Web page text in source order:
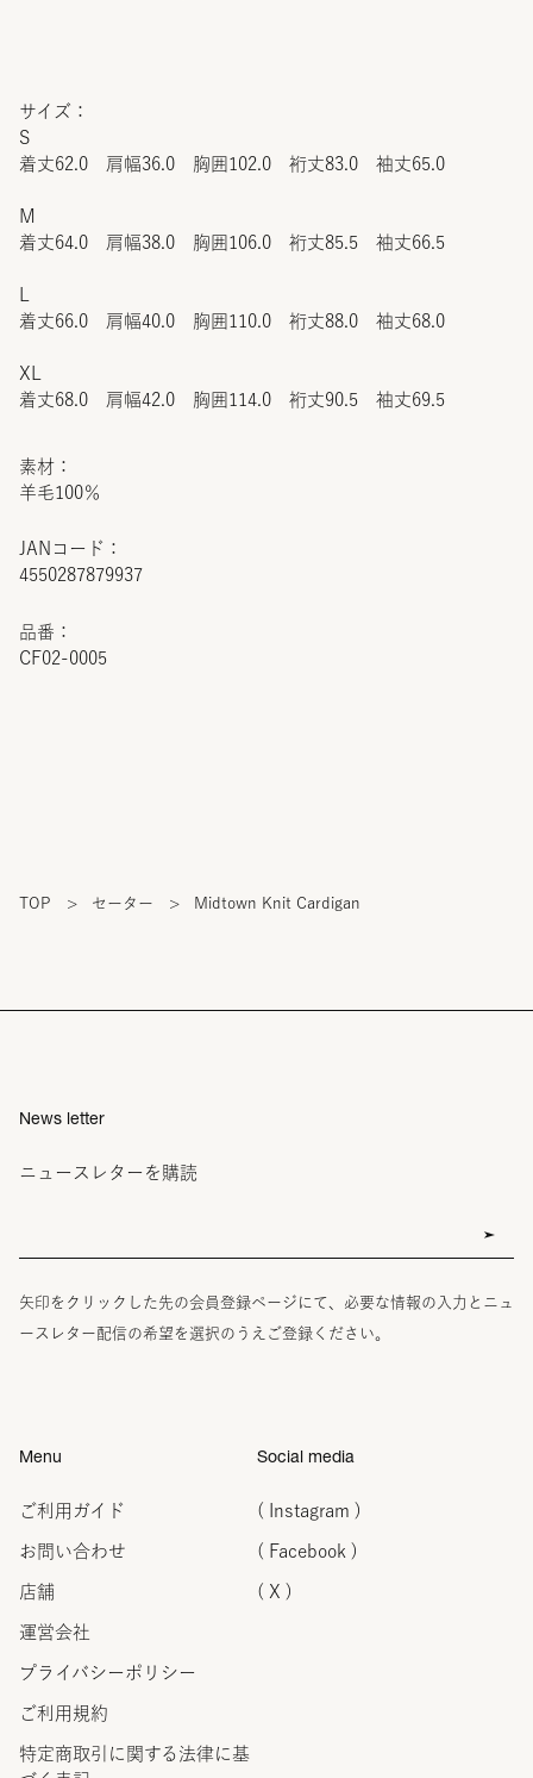
JANコード：
4550287879937
品番：
CF02-0005
サイズ：
S
着丈62.0 肩幅36.0 胸囲102.0 裄丈83.0 袖丈65.0
M
着丈64.0 肩幅38.0 胸囲106.0 裄丈85.5 袖丈66.5
着丈66.0 肩幅40.0 胸囲110.0 裄丈88.0 袖丈68.0
XL
着丈68.0 肩幅42.0 胸囲114.0 裄丈90.5 袖丈69.5
素材：
羊毛100％
TOP > セーター > Midtown Knit Cardigan
News letter
ニュースレターを購読
矢印をクリックした先の会員登録ページにて、必要な情報の入力とニュ
ースレター配信の希望を選択のうえご登録ください。
Menu
ご利用ガイド
お問い合わせ
店舗
運営会社
プライバシーポリシー
ご利用規約
特定商取引に関する法律に 基
Social media
( Instagram )
( Facebook )
( X )